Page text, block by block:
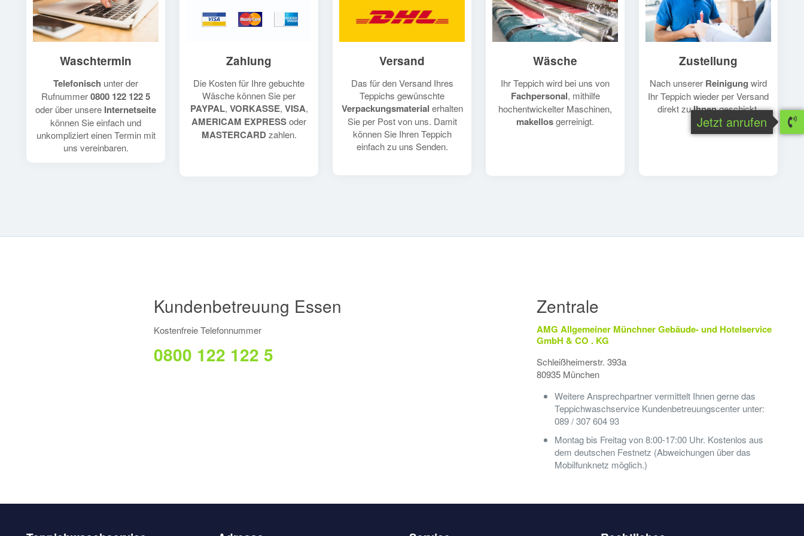
Waschtermin
Telefonisch unter der
Rufnummer0800 122 122 5
oder über unsere Internetseite
können Sie einfach und
unkompliziert einen Termin mit
uns vereinbaren.
Zahlung
Die Kosten für Ihre gebuchte
Wäsche können Sie per
PAYPAL, VORKASSE, VISA,
AMERICAM EXPRESSoder
MASTERCARDzahlen.
Versand
Das für den Versand Ihres
Teppichs gewünschte
Verpackungsmaterial erhalten
Sie per Post von uns. Damit
können Sie Ihren Teppich
einfach zu uns Senden.
Wäsche
Ihr Teppich wird bei uns von
Fachpersonal, mithilfe
hochentwickelter Maschinen,
makellosgerreinigt.
Zustellung
Nach unserer Reinigung wird
Ihr Teppich wieder per Versand
direkt zuIhnengeschickt.
Kundenbetreuung Essen
Kostenfreie Telefonnummer
0800 122 122 5
Zentrale
AMG Allgemeiner Münchner Gebäude- und Hotelservice
GmbH & CO . KG
Schleißheimerstr. 393a
80935 München
Weitere Ansprechpartner vermittelt Ihnen gerne das
Teppichwaschservice Kundenbetreuungscenter unter:
089 / 307 604 93
Montag bis Freitag von 8:00-17:00 Uhr. Kostenlos aus
dem deutschen Festnetz (Abweichungen über das
Mobilfunknetz möglich.)
Jetzt anrufen